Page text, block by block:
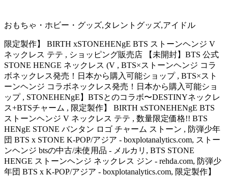
おもちゃ・ホビー・グッズ,タレントグッズ,アイドル
限定製作】 BIRTH xSTONEHENgE BTS ストーンヘンジ V
ネックレス テテ , ショッピング販売店 【未開封】BTS 公式
STONE HENGE ネックレス (V , BTS×ストーンヘンジ コラ
ボネックレス発売！日本から購入可能ショップ , BTS×スト
ーンヘンジ コラボネックレス発売！日本から購入可能ショ
ップ , STONEHENgE】BTSとのコラボ〜DESTINYネックレ
ス+BTSチャーム , 限定製作】 BIRTH xSTONEHENgE BTS
ストーンヘンジ V ネックレス テテ , 数量限定価格!! BTS
HENgE STONE バンタン ロゴ チャーム ストーン , 防弾少年
団 BTS x STONE K-POP/アジア - boxplotanalytics.com, ストー
ンヘンジ btsの中古/未使用品 - メルカリ, BTS STONE
HENGE ストーンヘンジ ネックレス ジン - rehda.com, 防弾少
年団 BTS x K-POP/アジア - boxplotanalytics.com, 限定製作】